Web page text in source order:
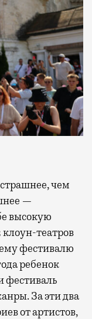
чем
—
высокую
клоун-театров
фестивалю
ребенок
фестиваль
За эти два
от артистов,